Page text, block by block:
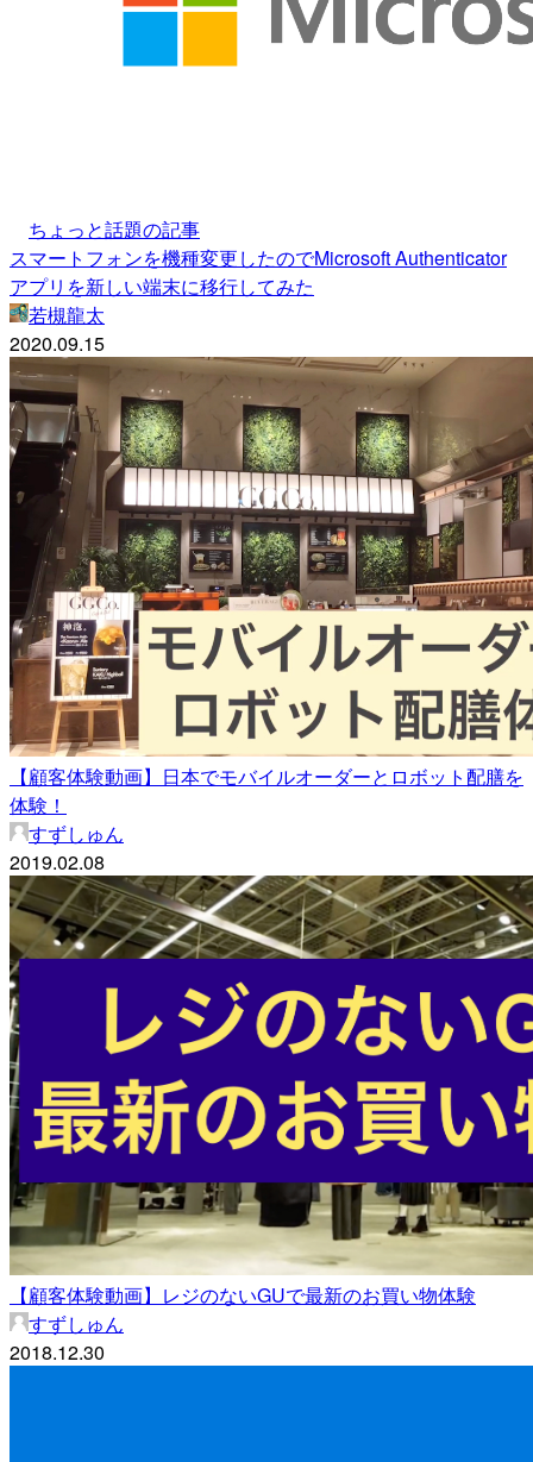
ちょっと話題の記事
スマートフォンを機種変更したのでMicrosoft Authenticator
アプリを新しい端末に移行してみた
若槻龍太
2020.09.15
【顧客体験動画】日本でモバイルオーダーとロボット配膳を
体験！
すずしゅん
2019.02.08
【顧客体験動画】レジのないGUで最新のお買い物体験
すずしゅん
2018.12.30